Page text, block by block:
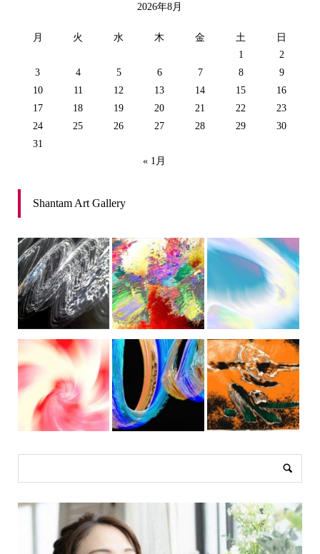
2026年8月
月 火 水 木 金 土
日
1
2
3
4 5 6 7 8
9
10
11 12 13 14 15
16
17
18 19 20 21 22
23
24
25 26 27 28 29
30
31
« 1月
Shantam Art Gallery